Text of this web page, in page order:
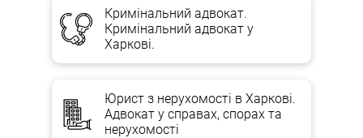
Кримінальний адвокат.
Кримінальний адвокат у
Харкові.
Юрист з нерухомості в Харкові.
Адвокат у справах, спорах та
нерухомості